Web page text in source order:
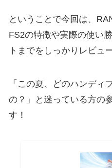
ということで今回は、
FS2の特徴や実際の使い
トまでをしっかりレビュ
「この夏、どのハンディ
の？」と迷っている方の
す！